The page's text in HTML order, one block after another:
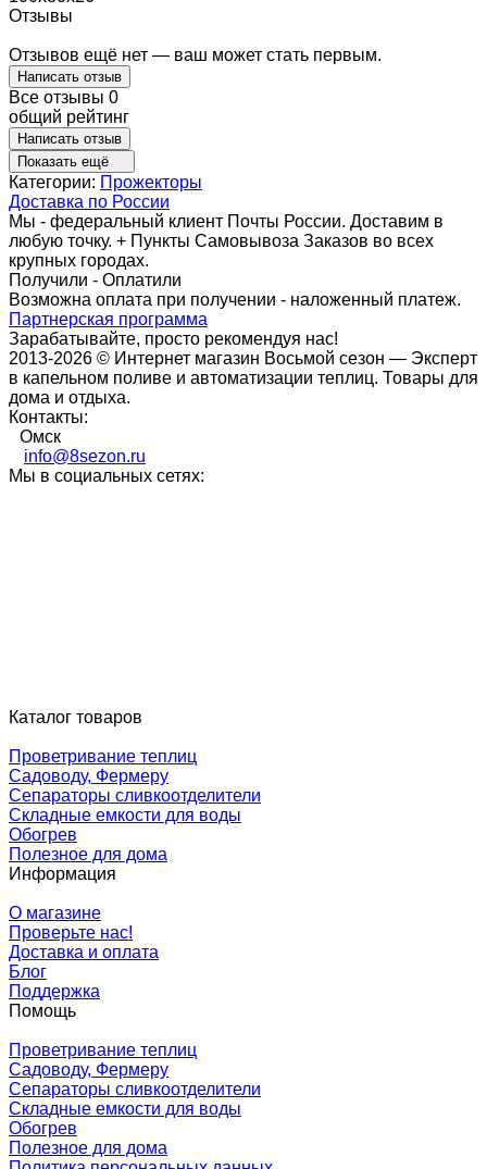
Отзывы
Отзывов ещё нет — ваш может стать первым.
Написать отзыв
Все отзывы 0
общий рейтинг
Написать отзыв
Показать ещё
Категории: Прожекторы
Доставка по России
Мы - федеральный клиент Почты России. Доставим в
любую точку. + Пункты Самовывоза Заказов во всех
крупных городах.
Получили - Оплатили
Возможна оплата при получении - наложенный платеж.
Партнерская программа
Зарабатывайте, просто рекомендуя нас!
2013-2026 © Интернет магазин Восьмой сезон — Эксперт
в капельном поливе и автоматизации теплиц. Товары для
дома и отдыха.
Контакты:
Омск
info@8sezon.ru
Мы в социальных сетях:
Каталог товаров
Проветривание теплиц
Садоводу, Фермеру
Сепараторы сливкоотделители
Складные емкости для воды
Обогрев
Полезное для дома
Информация
О магазине
Проверьте нас!
Доставка и оплата
Блог
Поддержка
Помощь
Проветривание теплиц
Садоводу, Фермеру
Сепараторы сливкоотделители
Складные емкости для воды
Обогрев
Полезное для дома